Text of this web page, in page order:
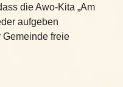
die Awo-Kita „Am
aufgeben
Gemeinde freie